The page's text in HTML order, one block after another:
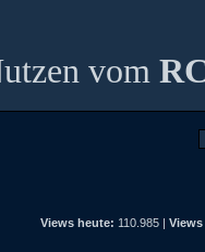
vom
Views heute: 110.985 |